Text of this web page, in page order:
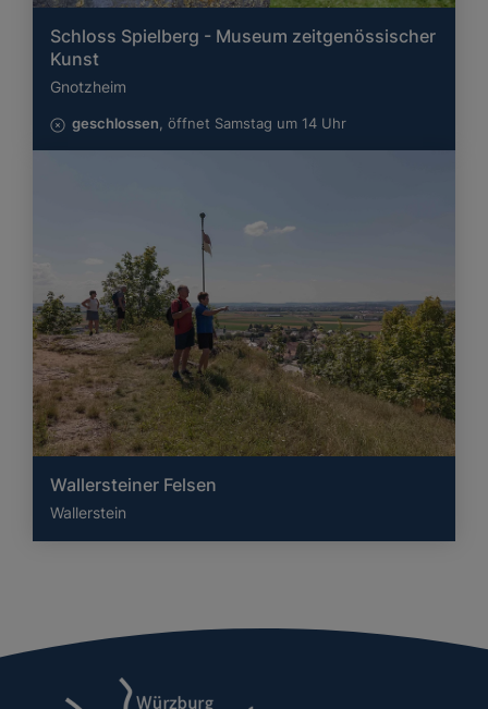
Schloss Spielberg - Museum zeitgenössischer
Kunst
Gnotzheim
geschlossen, öffnet Samstag um 14 Uhr
Wallersteiner Felsen
Wallerstein